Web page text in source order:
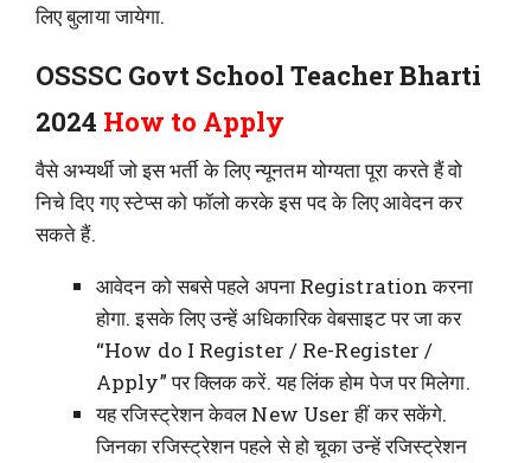
लिए बुलाया जायेगा.
OSSSC Govt School Teacher Bharti
2024 How to Apply
वैसे अभ्यर्थी जो इस भर्ती के लिए न्यूनतम योग्यता पूरा करते हैं वो
निचे दिए गए स्टेप्स को फॉलो करके इस पद के लिए आवेदन कर
सकते हैं.
आवेदन को सबसे पहले अपना Registration करना
होगा. इसके लिए उन्हें अधिकारिक वेबसाइट पर जा कर
“How do I Register / Re-Register /
Apply” पर क्लिक करें. यह लिंक होम पेज पर मिलेगा.
यह रजिस्ट्रेशन केवल New User हीं कर सकेंगे.
जिनका रजिस्ट्रेशन पहले से हो चूका उन्हें रजिस्ट्रेशन